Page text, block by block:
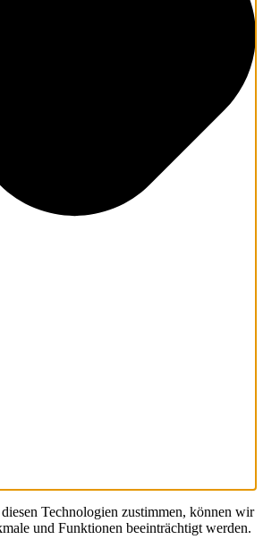
Technologien zustimmen, können wir
und Funktionen beeinträchtigt werden.